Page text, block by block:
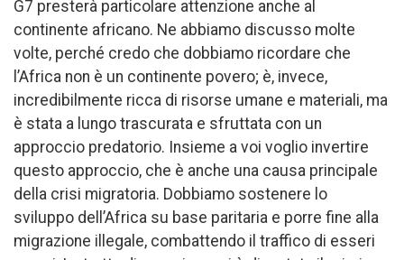
G7 presterà particolare attenzione anche al
continente africano. Ne abbiamo discusso molte
volte, perché credo che dobbiamo ricordare che
l’Africa non è un continente povero; è, invece,
incredibilmente ricca di risorse umane e materiali, ma
è stata a lungo trascurata e sfruttata con un
approccio predatorio. Insieme a voi voglio invertire
questo approccio, che è anche una causa principale
della crisi migratoria. Dobbiamo sostenere lo
sviluppo dell’Africa su base paritaria e porre fine alla
migrazione illegale, combattendo il traffico di esseri